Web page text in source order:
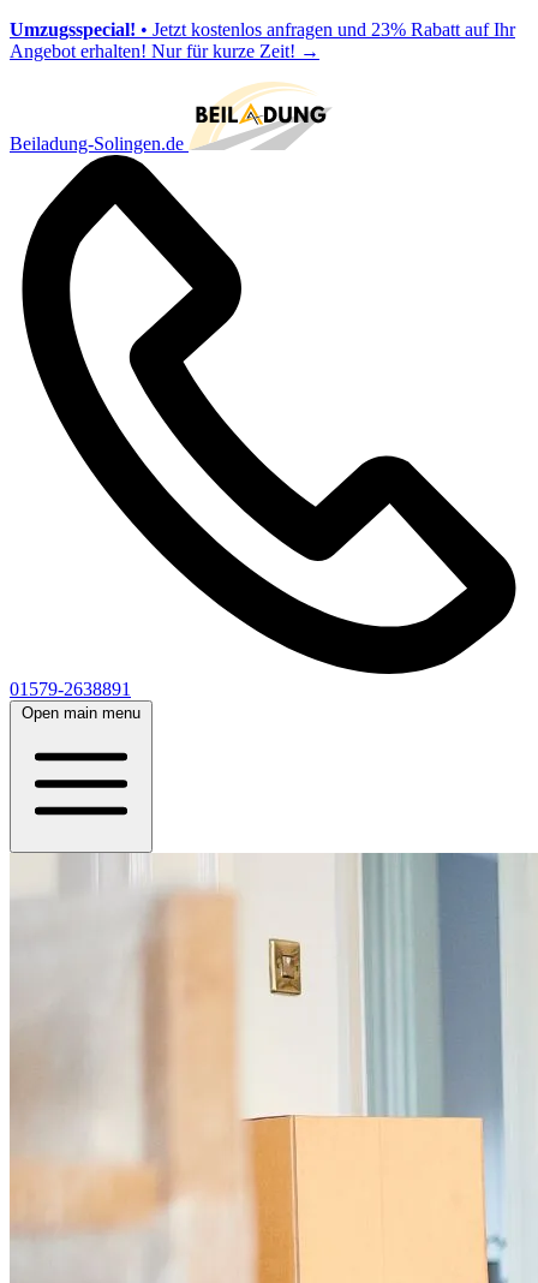
Umzugsspecial! • Jetzt kostenlos anfragen und 23% Rabatt auf Ihr
Angebot erhalten! Nur für kurze Zeit! →
Beiladung-Solingen.de
01579-2638891
Open main menu